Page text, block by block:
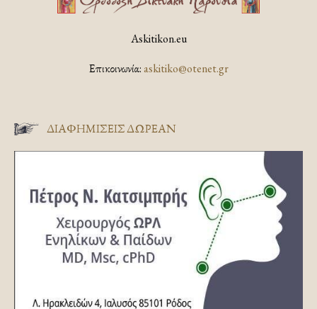
Askitikon.eu
Επικοινωνία:askitiko@otenet.gr
ΔΙΑΦΗΜΊΣΕΙΣ ΔΩΡΕΆΝ